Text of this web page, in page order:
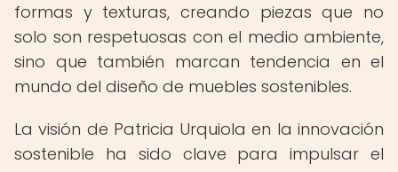
formas y texturas, creando piezas que no
solo son respetuosas con el medio ambiente,
sino que también marcan tendencia en el
mundo del diseño de muebles sostenibles.
La visión de Patricia Urquiola en la innovación
sostenible ha sido clave para impulsar el